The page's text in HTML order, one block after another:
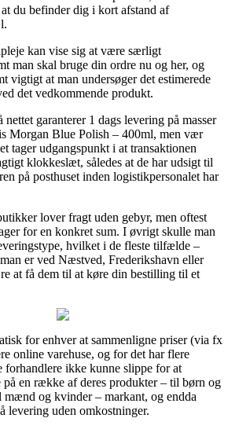
du befinder dig i kort afstand af
kan vise sig at være særligt
man skal bruge din ordre nu og her, og
vigtigt at man undersøger det estimerede
det vedkommende produkt.
nettet garanterer 1 dags levering på masser
Morgan Blue Polish – 400ml, men vær
tager udgangspunkt i at transaktionen
klokkeslæt, således at de har udsigt til
på posthuset inden logistikpersonalet har
lover fragt uden gebyr, men oftest
for en konkret sum. I øvrigt skulle man
hvilket i de fleste tilfælde –
er ved Næstved, Frederikshavn eller
at få dem til at køre din bestilling til et
for enhver at sammenligne priser (via fx
online varehuse, og for det har flere
ikke kunne slippe for at
på en række af deres produkter – til børn og
mænd og kvinder – markant, og endda
levering uden omkostninger.